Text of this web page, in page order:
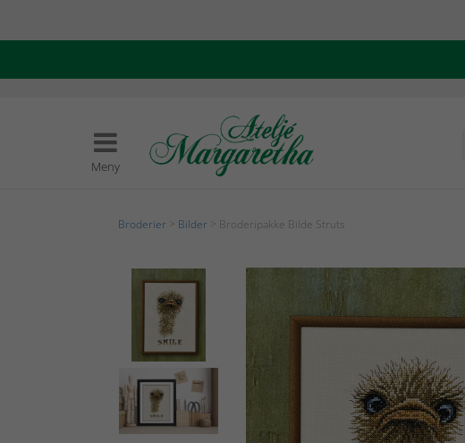
Meny
Broderier Bilder > Broderipakke Bilde Struts